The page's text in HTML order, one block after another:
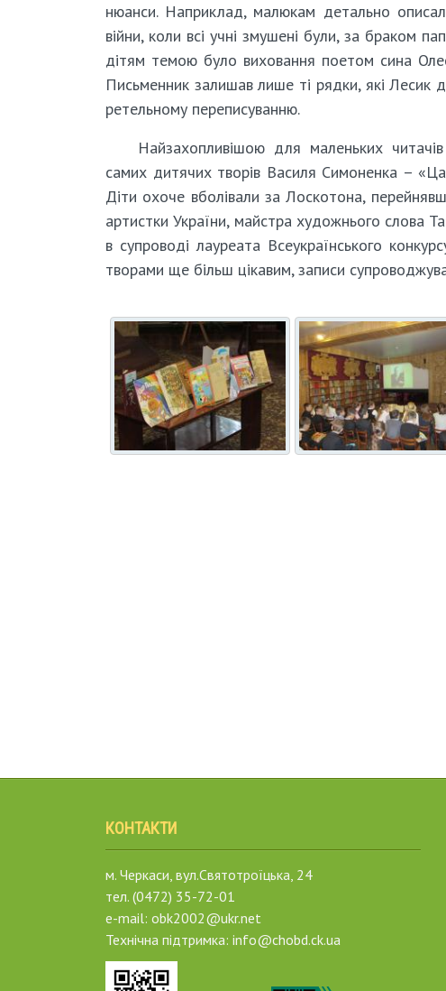
нюанси. Наприклад, малюкам детально
війни, коли всі учні змушені були, за браком
дітям темою було виховання поетом сина
Письменник залишав лише ті рядки, які Лесик
ретельному переписуванню.
Найзахопливішою для маленьких
самих дитячих творів Василя Симоненка –
Діти охоче вболівали за Лоскотона,
артистки України, майстра художнього слова
в супроводі лауреата Всеукраїнського
творами ще більш цікавим, записи
КОНТАКТИ
м. Черкаси, вул.Святотроїцька, 24
тел. (0472) 35-72-01
e-mail: obk2002@ukr.net
Технічна підтримка: info@chobd.ck.ua